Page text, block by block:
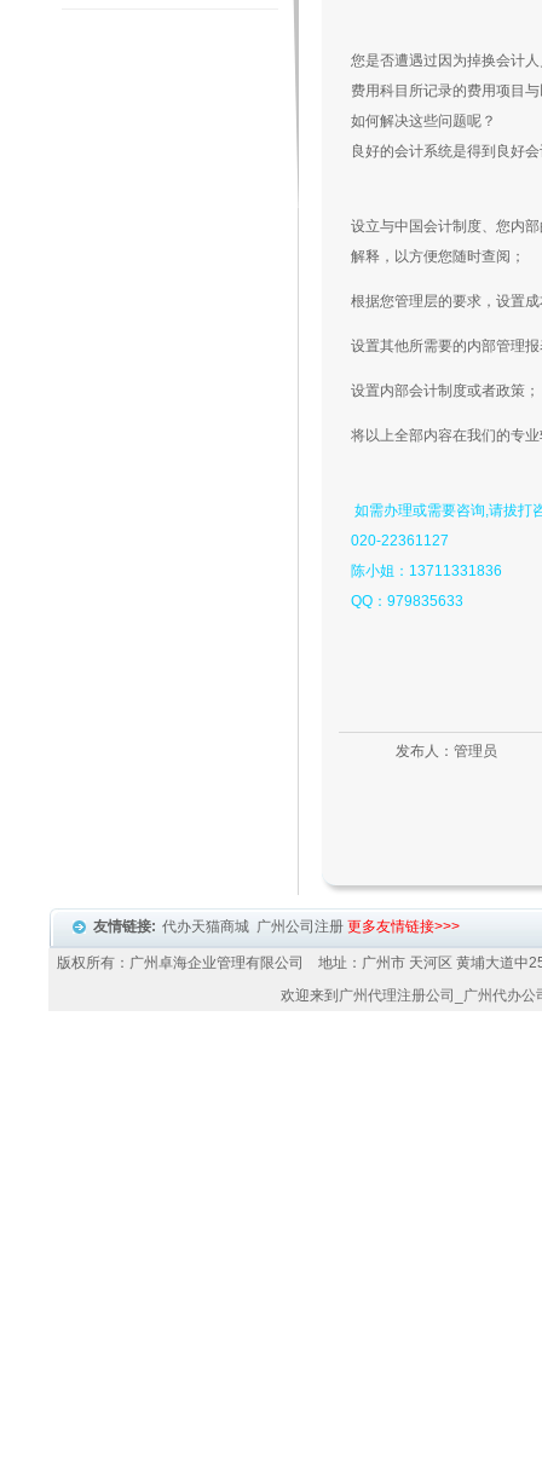
您是否遭遇过因为掉换会计
费用科目所记录的费用项目
如何解决这些问题呢？
良好的会计系统是得到良好
设立与中国会计制度、您内
解释，以方便您随时查阅；
根据您管理层的要求，设置
设置其他所需要的内部管理
设置内部会计制度或者政策；
将以上全部内容在我们的专
如需办理或需要咨询,请拔打
020-22361127
陈小姐：13711331836
QQ：979835633
发布人：管理员
友情链接: 代办天猫商城 广州公司注册 更多友情链接>>>
版权所有：广州卓海企业管理有限公司 地址：广州市 天河区 黄埔大道
欢迎来到 广州代理注册公司 广州代办公